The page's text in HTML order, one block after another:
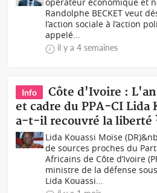
Randolphe BECKET veut
l’action sociale à l’action
appelé...
il y a 4 semaines
Info
Côte d'Ivoire :
et cadre du PPA-CI Lida
a-t-il recouvré la liberté
Lida Kouassi Moïse
de sources proches du
Africains de Côte d’Ivoire
ministre de la défense
Lida Kouassi...